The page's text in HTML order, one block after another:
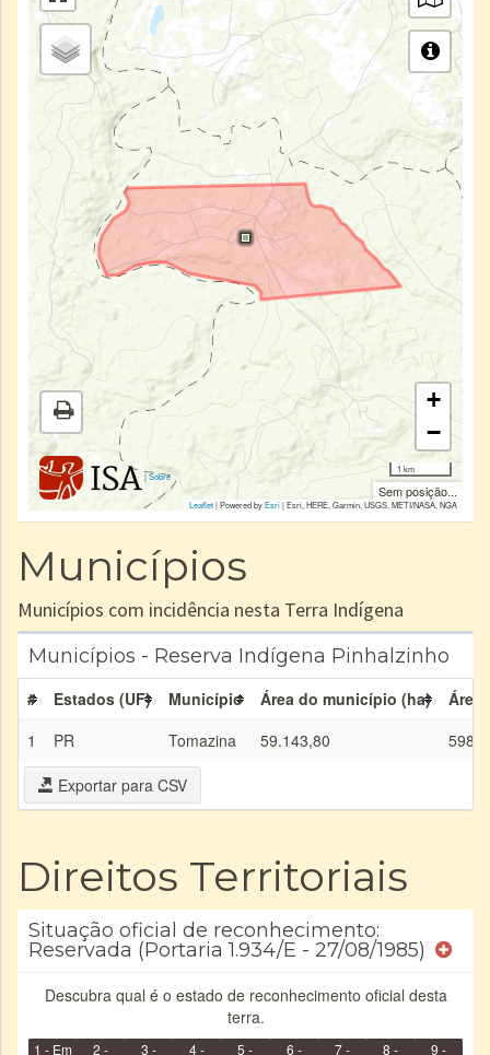
|Sobre
+
−
1 km
Sem posição...
Leaflet| Powered byEsri|Esri, HERE, Garmin, USGS, METI/NASA, NGA
Municípios
Municípios com incidência nesta Terra Indígena
Municípios - Reserva Indígena Pinhalzinho
# Estados (UF) Município Área do município (ha)
Área
1
PR Tomazina 59.143,80
Exportar para CSV
Direitos Territoriais
Situação oficial de reconhecimento:
Reservada (Portaria 1.934/E - 27/08/1985)
Descubra qual é o estado de reconhecimento oficial desta
terra.
1 - Em 2 - 3 - 4 - 5 - 6 - 7 - 8 - 9 -